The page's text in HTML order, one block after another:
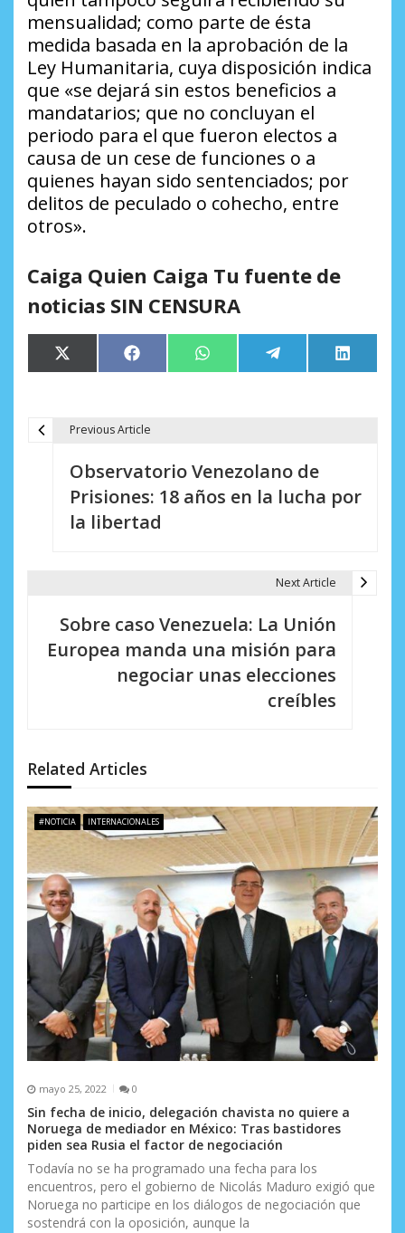
mensualidad; como parte de ésta
medida basada en la aprobación de la
Ley Humanitaria, cuya disposición indica
que «se dejará sin estos beneficios a
mandatarios; que no concluyan el
periodo para el que fueron electos a
causa de un cese de funciones o a
quienes hayan sido sentenciados; por
delitos de peculado o cohecho, entre
otros».
Caiga Quien Caiga Tu fuente de
noticias SIN CENSURA
Compartir
en
X
(Twitter)
Compartir
en
Facebook Compartir
en
WhatsApp Compartir
en
Telegram
en
LinkedIn
d
e
e
n
t
a
d
a
s
Previous Article
Observatorio Venezolano de
Prisiones: 18 años en la lucha por
la libertad
Next Article
Sobre caso Venezuela: La Unión
Europea manda una misión para
negociar unas elecciones
creíbles
Related Articles
#NOTICIA INTERNACIONALES
mayo 25, 2022 0
Sin fecha de inicio, delegación chavista no quiere a
Noruega de mediador en México: Tras bastidores
piden sea Rusia el factor de negociación
Todavía no se ha programado una fecha para los
encuentros, pero el gobierno de Nicolás Maduro exigió que
Noruega no participe en los diálogos de negociación que
sostendrá con la oposición, aunque la